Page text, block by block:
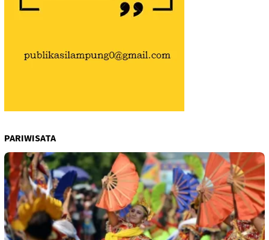
PARIWISATA